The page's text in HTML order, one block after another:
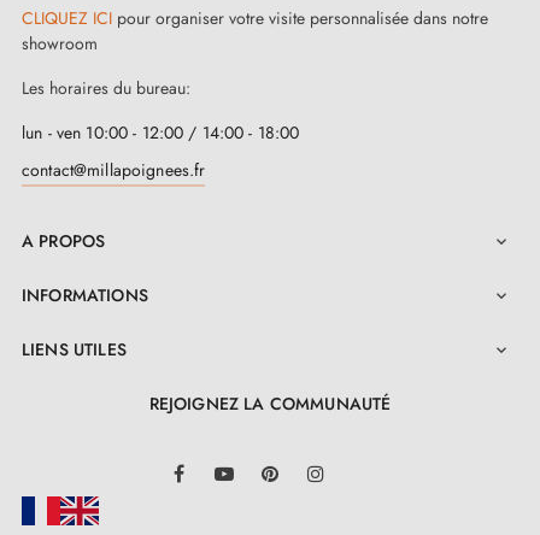
CLIQUEZ ICI pour organiser votre visite personnalisée dans notre
showroom
Les horaires du bureau:
lun - ven 10:00 - 12:00 / 14:00 - 18:00
contact@millapoignees.fr
A PROPOS 
INFORMATIONS 
LIENS UTILES 
REJOIGNEZ LA COMMUNAUTÉ
FacebookYouTube Pinterest